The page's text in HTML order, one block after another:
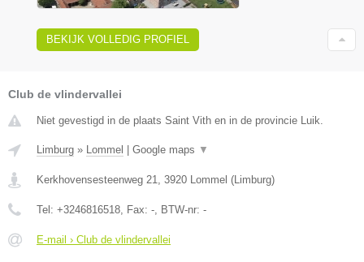
BEKIJK VOLLEDIG PROFIEL
Club de vlindervallei
Niet gevestigd in de plaats Saint Vith en in de provincie Luik.
Limburg » Lommel Google maps ▼
Kerkhovensesteenweg 21 3920 Lommel ( Limburg)
Tel: +3246816518 , Fax: - , BTW-nr: -
E-mail › Club de vlindervallei